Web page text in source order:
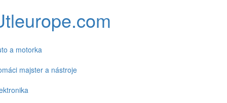
a motorka
majster a nástroje